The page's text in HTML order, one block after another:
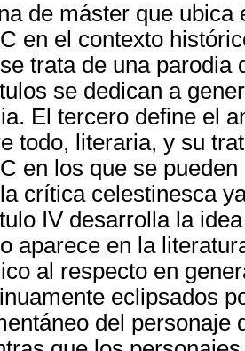
de máster que
en el contexto
trata de una parodia
se dedican a
El tercero define el
todo, literaria, y su
en los que se
crítica celestinesca
IV desarrolla la
aparece en la
al respecto en
eclipsados
del personaje